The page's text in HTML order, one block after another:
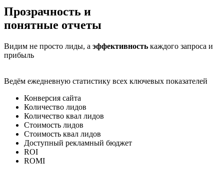
Прозрачность и
понятные отчеты
Видим не просто лиды, а эффективность каждого запроса и
прибыль
Ведём ежедневную статистику всех ключевых показателей
Конверсия сайта
Количество лидов
Количество квал лидов
Стоимость лидов
Стоимость квал лидов
Доступный рекламный бюджет
ROI
ROMI